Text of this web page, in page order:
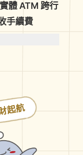
體 ATM 跨行
手續費
起航